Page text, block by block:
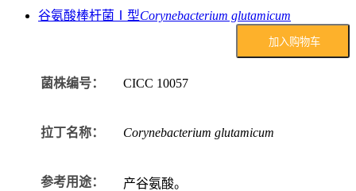
谷氨酸棒杆菌Ⅰ型Corynebacterium glutamicum
加入购物车
菌株编号： CICC 10057
拉丁名称： Corynebacterium glutamicum
参考用途： 产谷氨酸。